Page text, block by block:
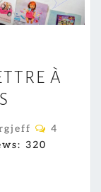
À
C
4
320